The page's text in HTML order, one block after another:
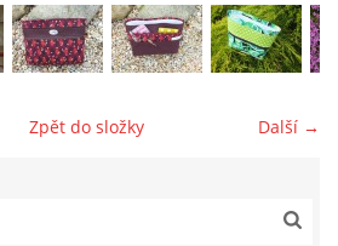
© 2025 eStránky.cz
Další →
Zpět do složky